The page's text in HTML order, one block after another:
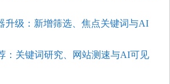
升级：新增筛选、焦点关键词与AI
：关键词研究、网站测速与AI可见